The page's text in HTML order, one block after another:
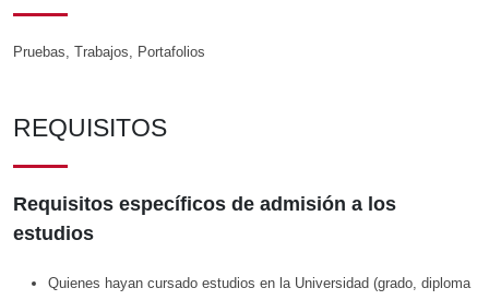
Pruebas, Trabajos, Portafolios
REQUISITOS
Requisitos específicos de admisión a los
estudios
Quienes hayan cursado estudios en la Universidad (grado, diploma